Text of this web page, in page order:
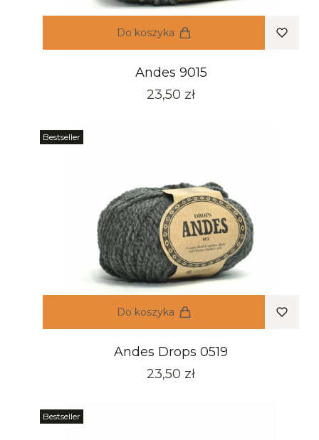
Do koszyka
Andes 9015
Cena
23,50 zł
Bestseller
Do koszyka
Andes Drops 0519
Cena
23,50 zł
Bestseller